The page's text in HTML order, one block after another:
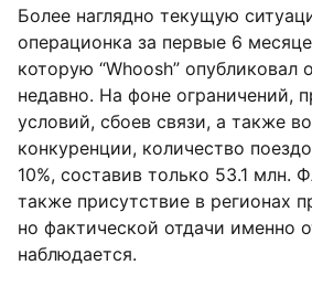
Более наглядно текущую
операционка за первые 6
которую “Whoosh” опубликовал
недавно. На фоне ограничений,
условий, сбоев связи, а также
конкуренции, количество
10%, составив только 53.1 млн.
также присутствие в регионах
но фактической отдачи именно
наблюдается.